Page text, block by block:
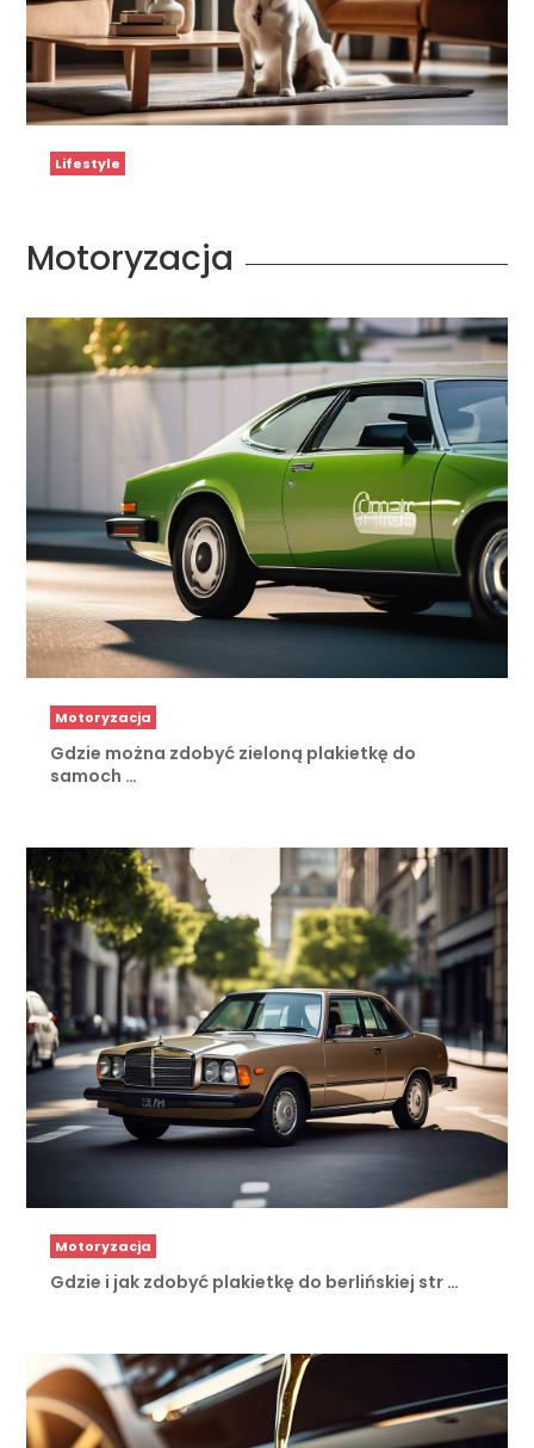
Lifestyle
Motoryzacja
Motoryzacja
Gdzie można zdobyć zieloną plakietkę do
samoch …
Motoryzacja
Gdzie i jak zdobyć plakietkę do berlińskiej str …